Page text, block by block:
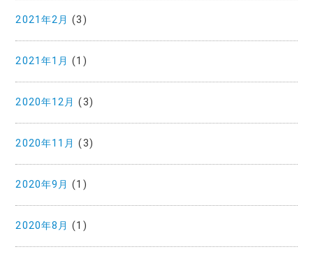
2021年2月 (3)
2021年1月 (1)
2020年12月 (3)
2020年11月 (3)
2020年9月 (1)
2020年8月 (1)